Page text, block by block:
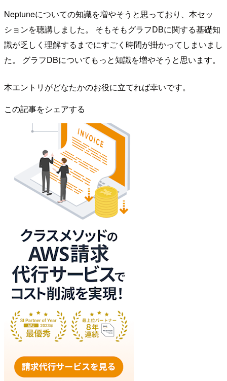
Neptuneについての知識を増やそうと思っており、本セッ
ションを聴講しました。 そもそもグラフDBに関する基礎知
識が乏しく理解するまでにすごく時間が掛かってしまいまし
た。 グラフDBについてもっと知識を増やそうと思います。
本エントリがどなたかのお役に立てれば幸いです。
この記事をシェアする